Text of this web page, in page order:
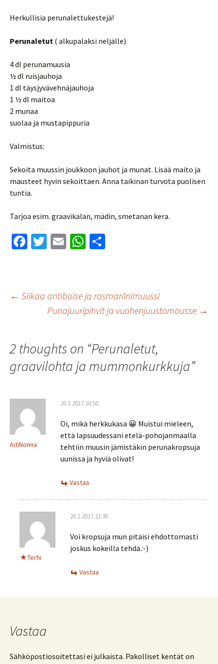
Herkullisia perunalettukestejä!
Perunaletut ( alkupalaksi neljälle)
4 dl perunamuusia
½ dl ruisjauhoja
1 dl täysjyvävehnäjauhoja
1 ½ dl maitoa
2 munaa
suolaa ja mustapippuria
Valmistus:
Sekoita muussin joukkoon jauhot ja munat. Lisää maito ja
mausteet hyvin sekoittaen. Anna taikinan turvota puolisen
tuntia.
Tarjoa esim. graavikalan, mädin, smetanan kera.
Fa
o
o
T
er
E
W
sA
p
p
Artikkelien
← Siikaa antiboise ja rosmariinimuussi
Punajuuripihvit ja vuohenjuustomousse →
2 thoughts on “Perunaletut,
graavilohta ja mummonkurkkuja”
ÄitiNonna
20.1.2017 20:50
Oi, mikä herkkukasa 😀 Muistui mieleen,
että lapsuudessani etelä-pohojanmaalla
tehtiin muusin jämistäkin perunakropsuja
uunissa ja hyviä olivat!
Vastaa
Terhi
20.1.2017 21:30
Voi kropsuja mun pitäisi ehdottomasti
joskus kokeilla tehdä.:-)
Vastaa
Vastaa
Sähköpostiosoitettasi ei julkaista. Pakolliset kentät on